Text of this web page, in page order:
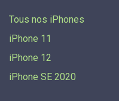
Tous nos iPhones
iPhone 11
iPhone 12
iPhone SE 2020